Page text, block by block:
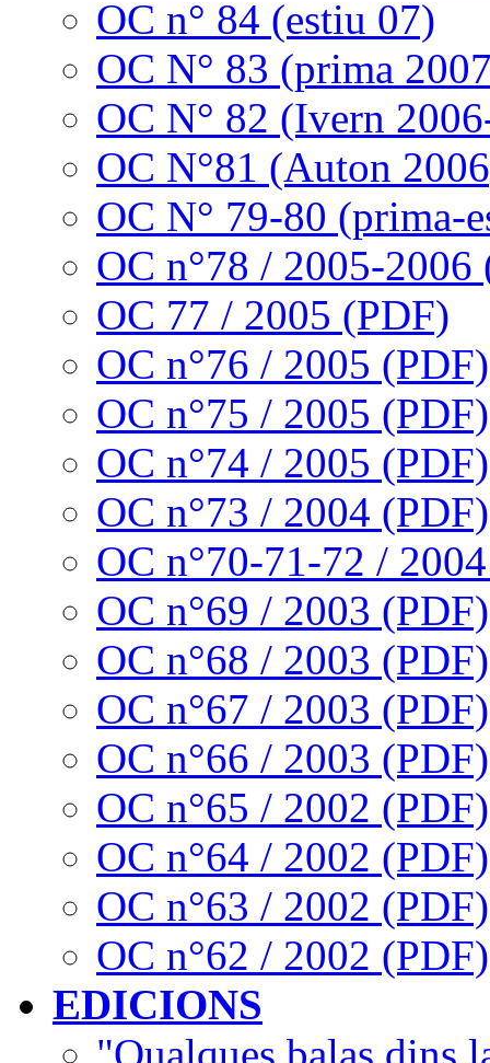
OC n° 84 (estiu 07)
OC N° 83 (prima
OC N° 82 (Ivern
OC N°81 (Auton
OC N° 79-80 (prima-
OC n°78 / 2005-2006
OC 77 / 2005 (PDF)
OC n°76 / 2005 (PDF)
OC n°75 / 2005 (PDF)
OC n°74 / 2005 (PDF)
OC n°73 / 2004 (PDF)
OC n°70-71-72 /
OC n°69 / 2003 (PDF)
OC n°68 / 2003 (PDF)
OC n°67 / 2003 (PDF)
OC n°66 / 2003 (PDF)
OC n°65 / 2002 (PDF)
OC n°64 / 2002 (PDF)
OC n°63 / 2002 (PDF)
OC n°62 / 2002 (PDF)
EDICIONS